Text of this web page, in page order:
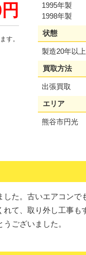
す。
1995年製
1998年製
状態
製造20年以
買取方法
出張買取
エリア
熊谷市円光
た。古いエアコンで
て、取り外し工事も
ございました。